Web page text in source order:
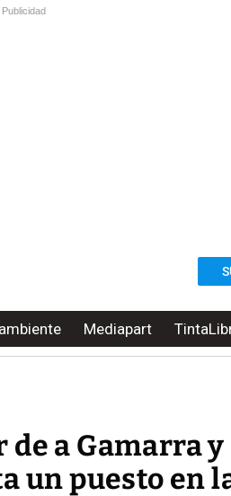
Publicidad
Mediapart
de a Gamarra y
un puesto en